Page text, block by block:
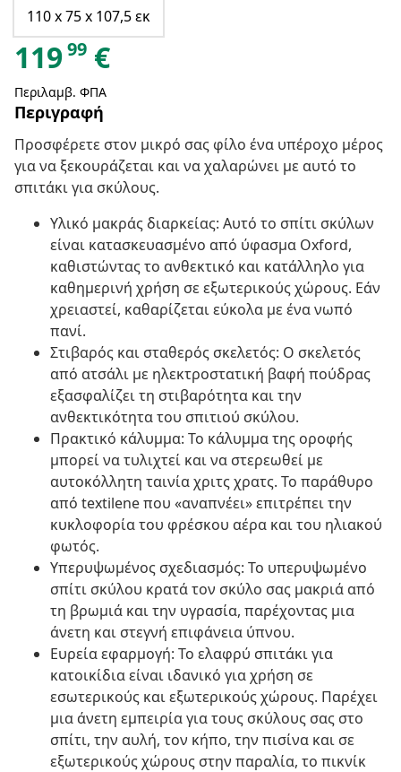
110 x 75 x 107,5 εκ
11999 €
Περιλαμβ. ΦΠΑ
Περιγραφή
Προσφέρετε στον μικρό σας φίλο ένα υπέροχο μέρος
για να ξεκουράζεται και να χαλαρώνει με αυτό το
σπιτάκι για σκύλους.
Υλικό μακράς διαρκείας: Αυτό το σπίτι σκύλων
είναι κατασκευασμένο από ύφασμα Oxford,
καθιστώντας το ανθεκτικό και κατάλληλο για
καθημερινή χρήση σε εξωτερικούς χώρους. Εάν
χρειαστεί, καθαρίζεται εύκολα με ένα νωπό
πανί.
Στιβαρός και σταθερός σκελετός: Ο σκελετός
από ατσάλι με ηλεκτροστατική βαφή πούδρας
εξασφαλίζει τη στιβαρότητα και την
ανθεκτικότητα του σπιτιού σκύλου.
Πρακτικό κάλυμμα: Το κάλυμμα της οροφής
μπορεί να τυλιχτεί και να στερεωθεί με
αυτοκόλλητη ταινία χριτς χρατς. Το παράθυρο
από textilene που «αναπνέει» επιτρέπει την
κυκλοφορία του φρέσκου αέρα και του ηλιακού
φωτός.
Υπερυψωμένος σχεδιασμός: Το υπερυψωμένο
σπίτι σκύλου κρατά τον σκύλο σας μακριά από
τη βρωμιά και την υγρασία, παρέχοντας μια
άνετη και στεγνή επιφάνεια ύπνου.
Ευρεία εφαρμογή: Το ελαφρύ σπιτάκι για
κατοικίδια είναι ιδανικό για χρήση σε
εσωτερικούς και εξωτερικούς χώρους. Παρέχει
μια άνετη εμπειρία για τους σκύλους σας στο
σπίτι, την αυλή, τον κήπο, την πισίνα και σε
εξωτερικούς χώρους στην παραλία, το πικνίκ